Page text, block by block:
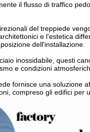
il flusso di traffico
del treppiede
e l'estetica
dell'installazione.
inossidabile, questi
e condizioni
fornisce una soluzione
compreso gli edifici per